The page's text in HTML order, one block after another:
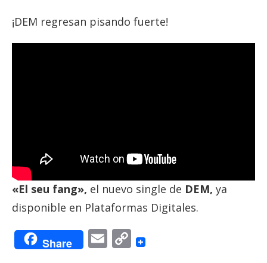
¡DEM regresan pisando fuerte!
«El seu fang», el nuevo single de DEM, ya
disponible en Plataformas Digitales.
Share EmailCopy